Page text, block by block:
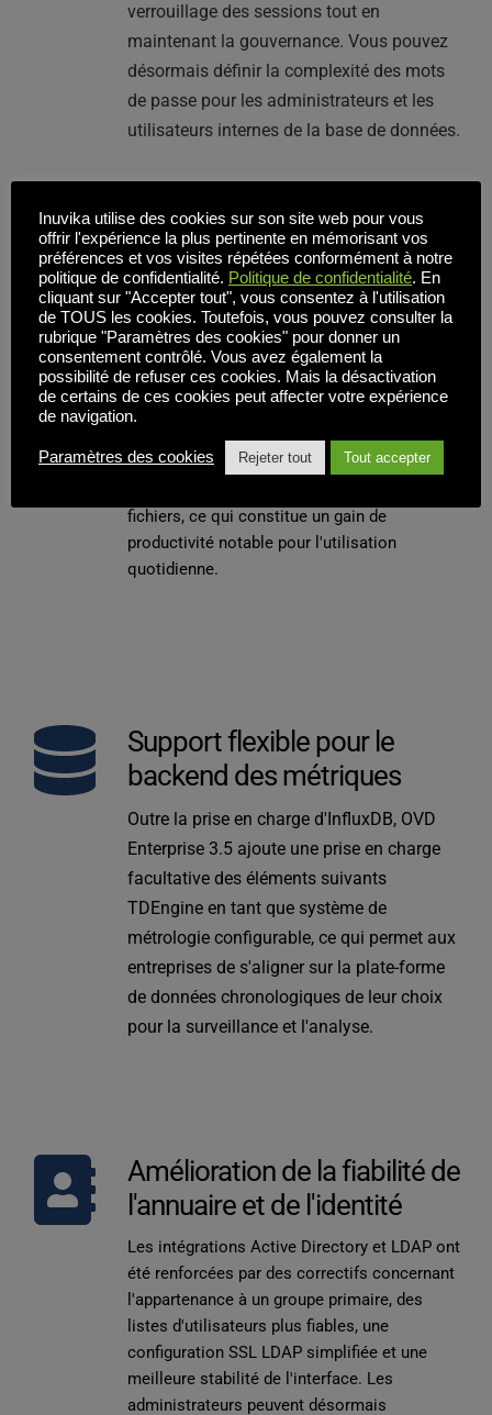
verrouillage des sessions tout en
maintenant la gouvernance. Vous pouvez
désormais définir la complexité des mots
de passe pour les administrateurs et les
utilisateurs internes de la base de données.
Interopérabilité et
amélioration du presse-
papiers enrichi
La prise en charge du presse-papiers a été
étendue au texte enrichi et à la copie de
fichiers. De nombreux correctifs améliorent
la fiabilité des flux de travail impliquant des
fichiers, ce qui constitue un gain de
productivité notable pour l'utilisation
quotidienne.
Support flexible pour le
backend des métriques
Outre la prise en charge d'InfluxDB, OVD
Enterprise 3.5 ajoute une prise en charge
facultative des éléments suivants
TDEngine en tant que système de
métrologie configurable, ce qui permet aux
entreprises de s'aligner sur la plate-forme
de données chronologiques de leur choix
pour la surveillance et l'analyse.
Amélioration de la fiabilité de
l'annuaire et de l'identité
Les intégrations Active Directory et LDAP ont
été renforcées par des correctifs concernant
l'appartenance à un groupe primaire, des
listes d'utilisateurs plus fiables, une
configuration SSL LDAP simplifiée et une
meilleure stabilité de l'interface. Les
administrateurs peuvent désormais
Inuvika utilise des cookies sur son site web pour vous
offrir l'expérience la plus pertinente en mémorisant vos
préférences et vos visites répétées conformément à notre
politique de confidentialité. Politique de confidentialité. En
cliquant sur "Accepter tout", vous consentez à l'utilisation
de TOUS les cookies. Toutefois, vous pouvez consulter la
rubrique "Paramètres des cookies" pour donner un
consentement contrôlé. Vous avez également la
possibilité de refuser ces cookies. Mais la désactivation
de certains de ces cookies peut affecter votre expérience
de navigation.
Paramètres des cookies Rejeter tout Tout accepter